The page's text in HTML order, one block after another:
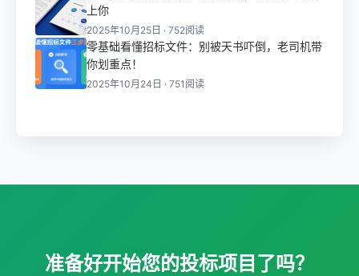
上你
2025年10月25日 · 752阅读
零基础看懂招标文件：别被天书吓倒，老司机带
你划重点！
2025年10月24日 · 751阅读
准备好开始您的投标项目了吗？